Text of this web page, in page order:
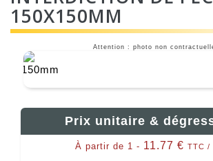
150X150MM
Attention : photo non
Prix unitaire &
À partir de 1 - 11.77 € TTC /